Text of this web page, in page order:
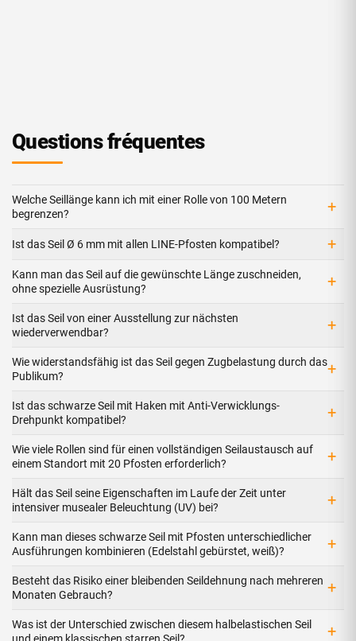
Questions fréquentes
Welche Seillänge kann ich mit einer Rolle von 100 Metern
begrenzen?
+
Ist das Seil Ø 6 mm mit allen LINE-Pfosten kompatibel? +
Kann man das Seil auf die gewünschte Länge zuschneiden,
ohne spezielle Ausrüstung?
+
Ist das Seil von einer Ausstellung zur nächsten
wiederverwendbar?
+
Wie widerstandsfähig ist das Seil gegen Zugbelastung durch das
Publikum?
+
Ist das schwarze Seil mit Haken mit Anti-Verwicklungs-
Drehpunkt kompatibel?
+
Wie viele Rollen sind für einen vollständigen Seilaustausch auf
einem Standort mit 20 Pfosten erforderlich?
+
Hält das Seil seine Eigenschaften im Laufe der Zeit unter
intensiver musealer Beleuchtung (UV) bei?
+
Kann man dieses schwarze Seil mit Pfosten unterschiedlicher
Ausführungen kombinieren (Edelstahl gebürstet, weiß)?
+
Besteht das Risiko einer bleibenden Seildehnung nach mehreren
Monaten Gebrauch?
+
Was ist der Unterschied zwischen diesem halbela­stischen Seil
+